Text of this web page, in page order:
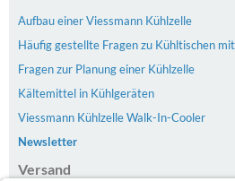
Aufbau einer Viessmann Kühlzelle
Häufig gestellte Fragen zu Kühltischen
Fragen zur Planung einer Kühlzelle
Kältemittel in Kühlgeräten
Viessmann Kühlzelle Walk-In-Cooler
Newsletter
Versand